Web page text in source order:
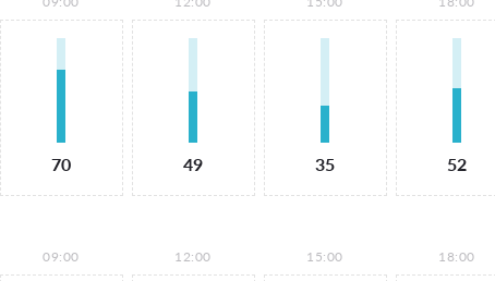
70 49 35 52
09:00 12:00 15:00 18:00